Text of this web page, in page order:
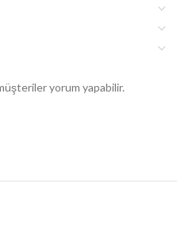
yorum yapabilir.